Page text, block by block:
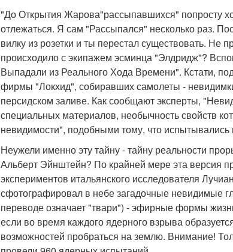
"До Открытия Жарова"рассыпавшихся" попросту
отлежаться. Я сам "Рассыпался" несколько раз.
вилку из розетки и ты перестал существовать. Не
происходило с экипажем эсминца "Элдридж"?
Выпадали из Реального Хода Времени". Кстати,
фирмы "Локхид", собиравших самолеты -
персидском заливе. Как сообщают эксперты,
специальных материалов, необычность свойств
невидимости", подобными тому, что
Неужели именно эту тайну - тайну реальности
Альберт Эйнштейн? По крайней мере эта версия
экспериментов итальянского исследователя
сфотографировал в небе загадочные невидимые
переводе означает "твари") - эфирные формы
если во время каждого ядерного взрыва
возможностей пробраться на землю. Внимание!